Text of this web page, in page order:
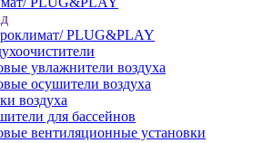
PLUG&PLAY
увлажнители воздуха
осушители воздуха
воздуха
для бассейнов
вентиляционные установки